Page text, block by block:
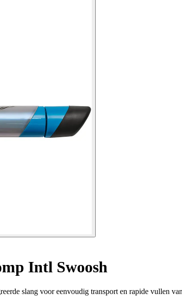
Intl Swoosh
slang voor eenvoudig transport en rapide vullen